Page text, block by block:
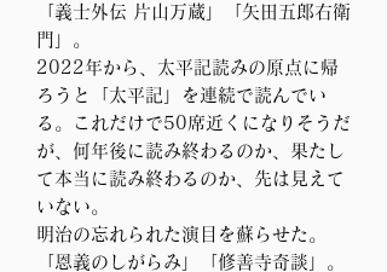
「義士外伝 片山万蔵」「矢田五郎右衛
門」。
2022年から、太平記読みの原点に帰
ろうと「太平記」を連続で読んでい
る。これだけで50席近くになりそうだ
が、何年後に読み終わるのか、果たし
て本当に読み終わるのか、先は見えて
いない。
明治の忘れられた演目を蘇らせた。
「恩義のしがらみ」「修善寺奇談」。